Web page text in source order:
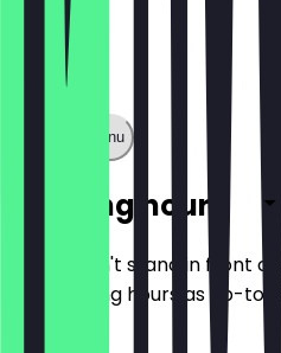
Show full menu
Opening hours
So you don't stand in front
the opening hours as up-to-